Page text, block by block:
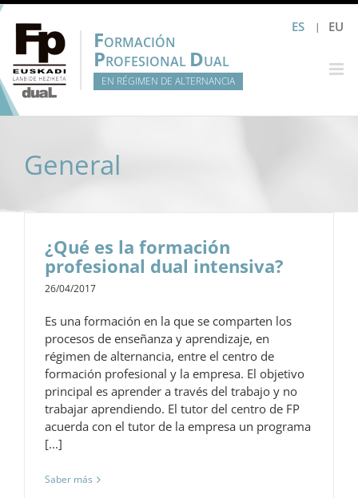
Saltar
contenido
ES EU
FORMACIÓN
PROFESIONAL DUAL
EN RÉGIMEN DE ALTERNANCIA
General
¿Qué es la formación
profesional dual intensiva?
26/04/2017
Es una formación en la que se comparten los
procesos de enseñanza y aprendizaje, en
régimen de alternancia, entre el centro de
formación profesional y la empresa. El objetivo
principal es aprender a través del trabajo y no
trabajar aprendiendo. El tutor del centro de FP
acuerda con el tutor de la empresa un programa
[...]
Saber más